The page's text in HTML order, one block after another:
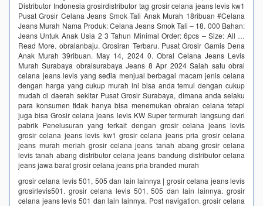
Distributor Indonesia grosirdistributor tag grosir celana jeans levis kw1
Pusat Grosir Celana Jeans Smok Tali Anak Murah 18ribuan #Celana
Jeans Murah Nama Produk: Celana Jeans Smok Tali – 18. 000 Bahan:
Jeans Untuk Anak Usia 2 3 Tahun Minimal Order: 6pcs – Size: All …
Read More. obralanbaju. Grosiran Terbaru. Pusat Grosir Gamis Dena
Anak Murah 39ribuan. May 14, 2024 0. Obral Celana Jeans Levis
Murah Surabaya obralsurabaya Jeans 8 Apr 2024 Salah satu obral
celana jeans levis yang sedia menjual berbagai macam jenis celana
dengan harga yang cukup murah ini bisa anda temui dengan cukup
mudah di daerah sekitar Pusat Grosir Surabaya, dimana anda selaku
para konsumen tidak hanya bisa menemukan obralan celana tetapi
juga bisa Grosir celana jeans levis KW Super termurah langsung dari
pabrik‎ Penelusuran yang terkait dengan grosir celana jeans levis
grosir celana jeans levis kw1 grosir celana jeans pria grosir celana
jeans murah meriah grosir celana jeans tanah abang grosir celana
levis tanah abang distributor celana jeans bandung distributor celana
jeans jawa barat grosir celana jeans pria branded murah
grosir celana levis 501, 505 dan lain lainnya | grosir celana jeans levis
grosirlevis501. grosir celana levis 501, 505 dan lain lainnya. grosir
celana jeans levis 501 dan lain lainnya. Post navigation. grosir celana